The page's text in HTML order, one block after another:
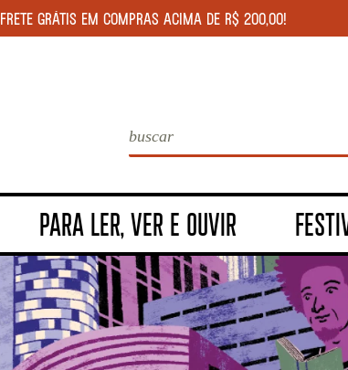
FRETE GRÁTIS EM COMPRAS ACIMA DE R$ 200,00!
PARA LER, VER E OUVIR